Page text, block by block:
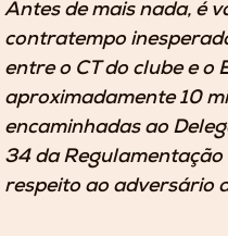
Antes de mais nada, é
contratempo
entre o CT do clube e o
aproximadamente 10
encaminhadas ao
34 da
respeito ao adversário